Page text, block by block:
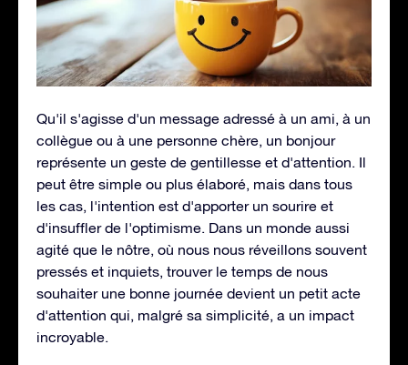
Qu'il s'agisse d'un message adressé à un ami, à un
collègue ou à une personne chère, un bonjour
représente un geste de gentillesse et d'attention. Il
peut être simple ou plus élaboré, mais dans tous
les cas, l'intention est d'apporter un sourire et
d'insuffler de l'optimisme. Dans un monde aussi
agité que le nôtre, où nous nous réveillons souvent
pressés et inquiets, trouver le temps de nous
souhaiter une bonne journée devient un petit acte
d'attention qui, malgré sa simplicité, a un impact
incroyable.